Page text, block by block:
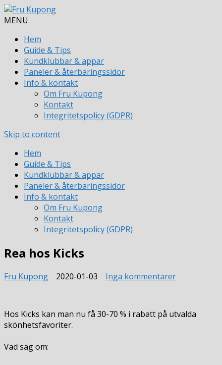
MENU
Hem
Guide & Tips
Kundklubbar & appar
Paneler & återbäringssidor
Info & kontakt
Om Fru Kupong
Kontakt
Integritetspolicy (GDPR)
Skip to content
Hem
Guide & Tips
Kundklubbar & appar
Paneler & återbäringssidor
Info & kontakt
Om Fru Kupong
Kontakt
Integritetspolicy (GDPR)
Rea hos Kicks
Fru Kupong 2020-01-03 Inga kommentarertill
Kicks
Hos Kicks kan man nu få 30-70 % i rabatt på utvalda
skönhetsfavoriter.
Vad säg om: